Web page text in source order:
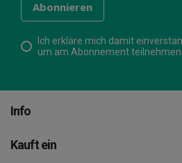
Ich erkläre mich damit
um am Abonnement
Info
Kauft ein